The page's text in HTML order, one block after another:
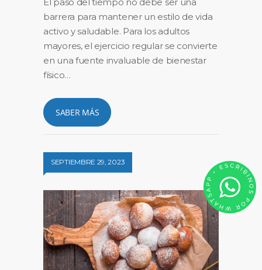
barrera para mantener un estilo de vida
activo y saludable. Para los adultos
mayores, el ejercicio regular se convierte
en una fuente invaluable de bienestar
físico…
SABER MÁS
SEPTIEMBRE 29, 2023